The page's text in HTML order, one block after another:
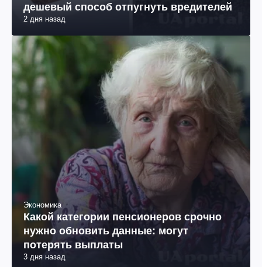
дешевый способ отпугнуть вредителей
2 дня назад
Экономика
Какой категории пенсионеров срочно
нужно обновить данные: могут
потерять выплаты
3 дня назад